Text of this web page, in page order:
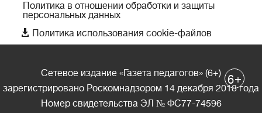
Политика в отношении обработки и защиты
персональных данных
 Политика использования cookie-файлов
Сетевое издание «Газета педагогов» (6+)
зарегистрировано Роскомнадзором 14 декабря 2018 года
Номер свидетельства ЭЛ № ФС77-74596
6+